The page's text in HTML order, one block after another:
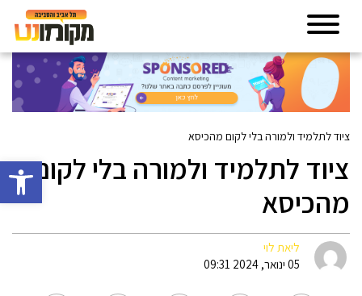
פתח
ציוד לתלמיד ולמורה בלי לקום מהכיסא
ציוד לתלמיד ולמורה בלי לקום
מהכיסא
ליאת לוי
05 ינואר, 2024 09:31